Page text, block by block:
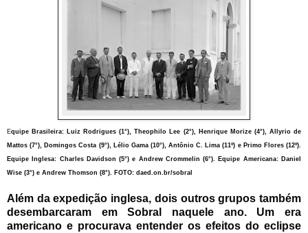
Equipe Brasileira: Luiz Rodrigues (1°), Theophilo Lee (2°), Henrique Morize (4°), Allyrio de
Mattos (7°), Domingos Costa (9°), Lélio Gama (10°), Antônio C. Lima (11º) e Primo Flores (12º).
Equipe Inglesa: Charles Davidson (5°) e Andrew Crommelin (6°). Equipe Americana: Daniel
Wise (3°) e Andrew Thomson (8°). FOTO: daed.on.br/sobral
Além da expedição inglesa, dois outros grupos também
desembarcaram em Sobral naquele ano. Um era
americano e procurava entender os efeitos do eclipse